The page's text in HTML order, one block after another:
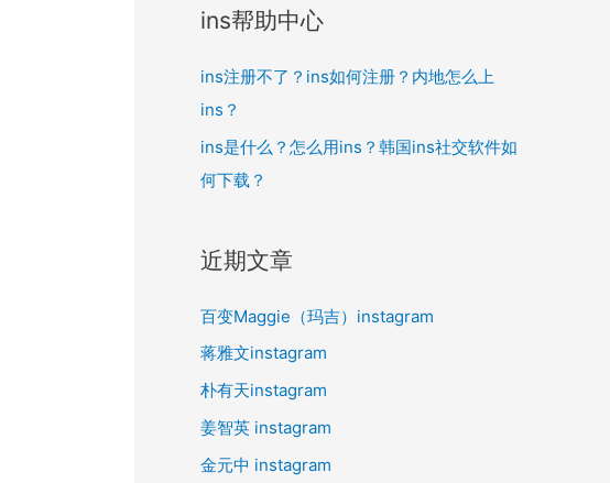
ins帮助中心
ins注册不了？ins如何注册？内地怎么上
ins？
ins是什么？怎么用ins？韩国ins社交软件如
何下载？
近期文章
百变Maggie（玛吉）instagram
蒋雅文instagram
朴有天instagram
姜智英 instagram
金元中 instagram